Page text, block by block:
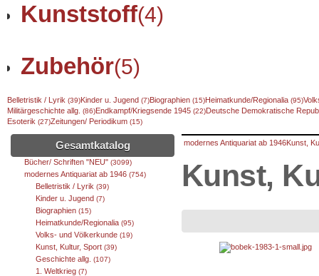
Kunststoff(4)
Zubehör(5)
Belletristik / Lyrik (39)Kinder u. Jugend (7)Biographien (15)Heimatkunde/Regionalia (95)
Militärgeschichte allg. (86)Endkampf/Kriegsende 1945 (22)Deutsche Demokratische
Esoterik (27)Zeitungen/ Periodikum (15)
Gesamtkatalog
Bücher/ Schriften "NEU" (3099)
modernes Antiquariat ab 1946 (754)
Belletristik / Lyrik (39)
Kinder u. Jugend (7)
Biographien (15)
Heimatkunde/Regionalia (95)
Volks- und Völkerkunde (19)
Kunst, Kultur, Sport (39)
Geschichte allg. (107)
1. Weltkrieg (7)
modernes Antiquariat ab 1946Kunst,
Kunst,